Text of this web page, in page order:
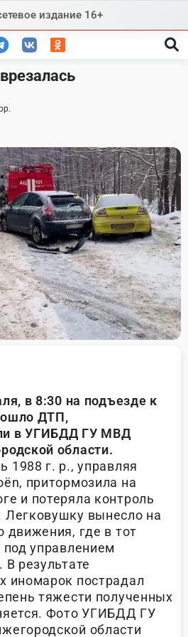
издание 16+
в 8:30 на подъезде к
ДТП,
в УГИБДД ГУ МВД
области.
1988 г. р., управляя
притормозила на
и потеряла контроль
вынесло на
движения, где в тот
управлением
результате
иномарок пострадал
тяжести полученных
Фото УГИБДД ГУ
области